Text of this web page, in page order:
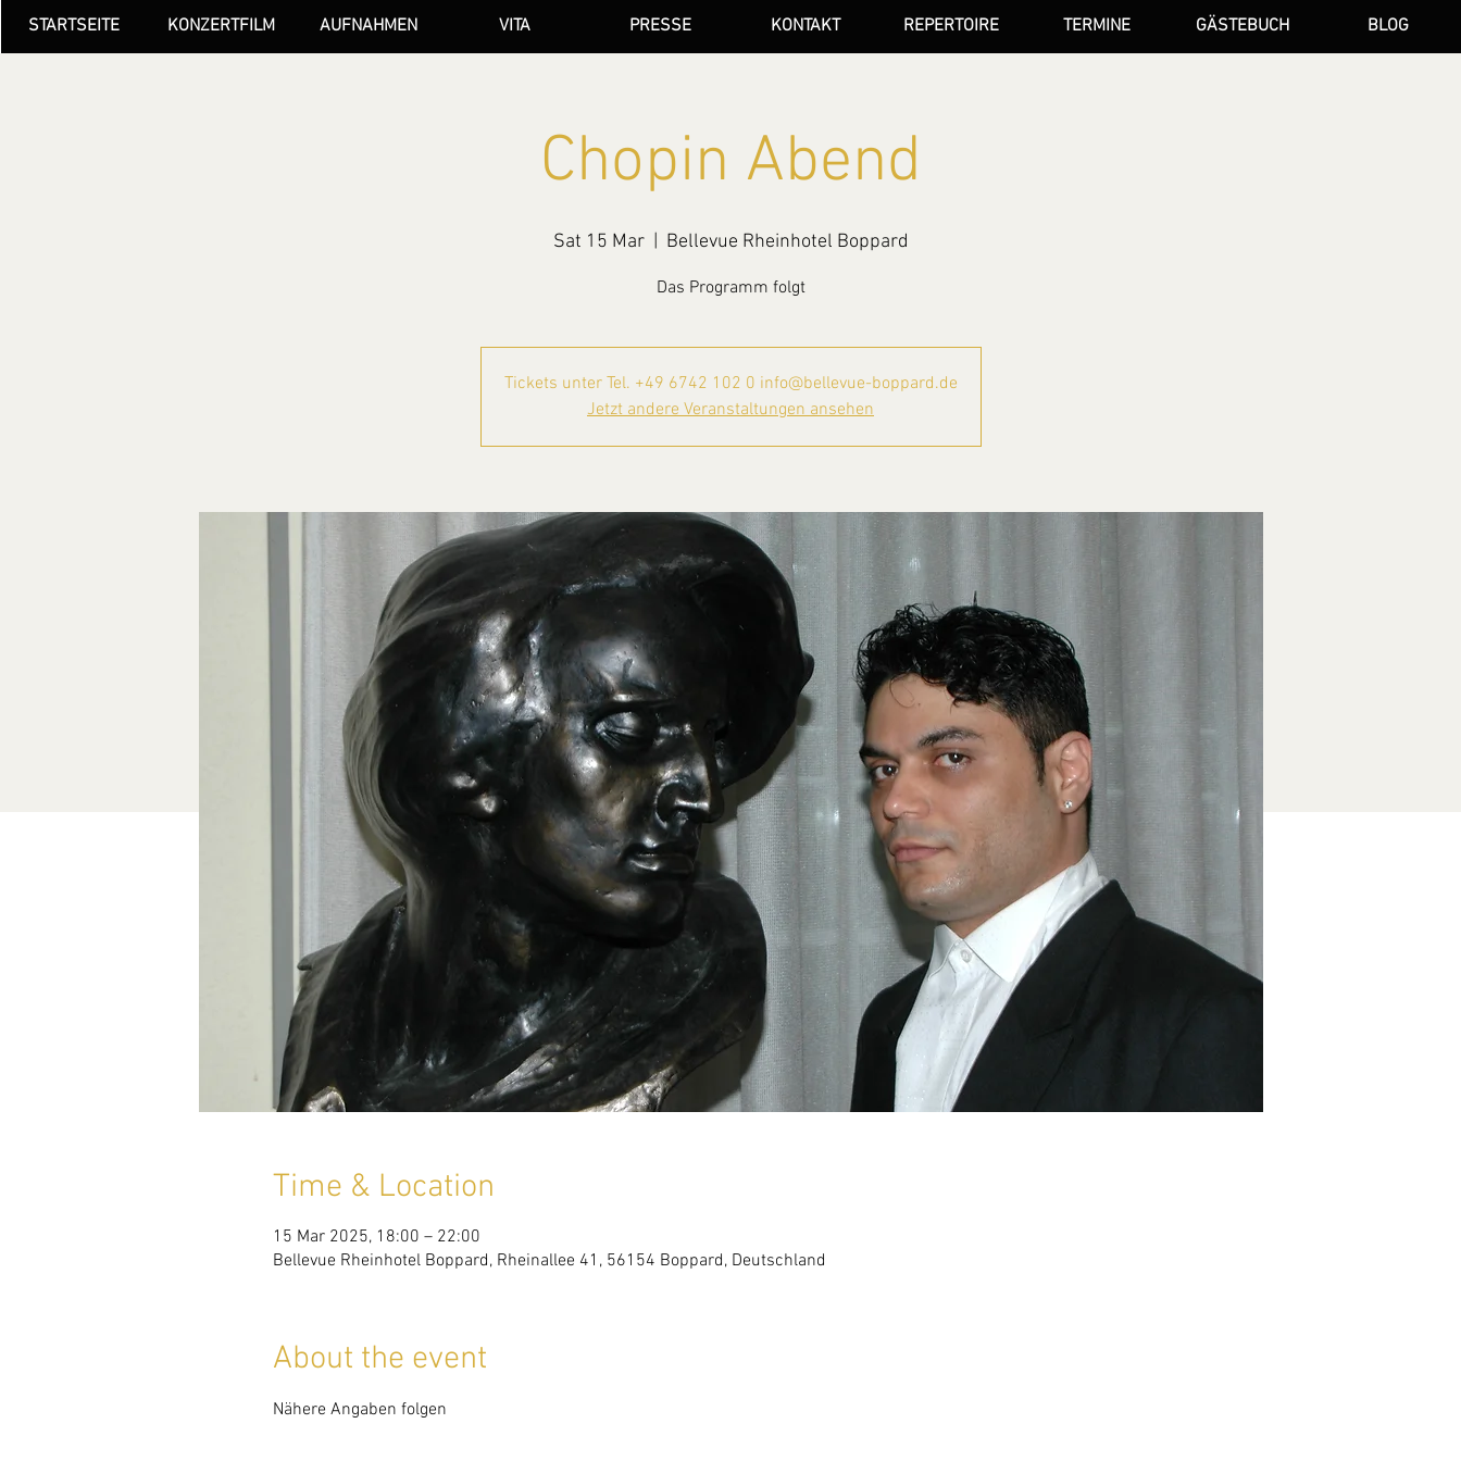
STARTSEITE KONZERTFILM AUFNAHMEN VITA PRESSE KONTAKT REPERTOIRE TERMINE GÄSTEBUCH BLOG
Chopin Abend
Sat 15 Mar
  |
Bellevue Rheinhotel Boppard
Das Programm folgt
Tickets unter Tel. +49 6742 102 0 info@bellevue-boppard.de
Jetzt andere Veranstaltungen ansehen
Time & Location
15 Mar 2025, 18:00 – 22:00
Bellevue Rheinhotel Boppard, Rheinallee 41, 56154 Boppard, Deutschland
About the event
Nähere Angaben folgen